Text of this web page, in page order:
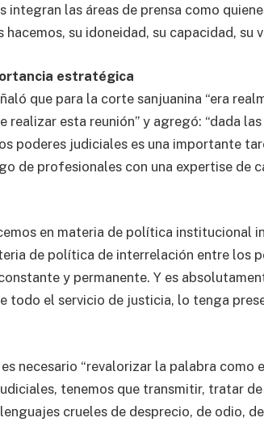
integran las áreas de prensa como
su idoneidad, su capacidad, su
estratégica
que para la corte sanjuanina “era
esta reunión” y agregó: “dada
poderes judiciales es una importante
de profesionales con una expertise de
en materia de política institucional
de política de interrelación entre los
y permanente. Y es
todo el servicio de justicia, lo tenga
necesario “revalorizar la palabra como
tenemos que transmitir, tratar
crueles de desprecio, de odio,